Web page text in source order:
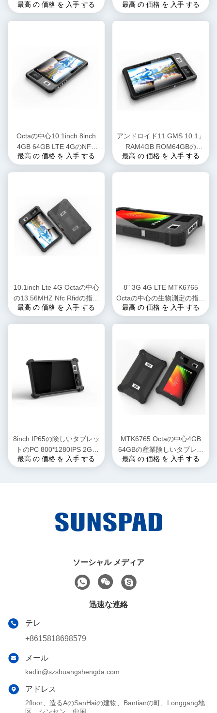
水険しいタブレットのPC
最高 の 価格 を 入手 する
ットのPCのOctaの中心
最高 の 価格 を 入手 する
Octaの中心10.1inch 8inch
4GB 64GB LTE 4GのNFC
RFIDの読者が付いている険
最高 の 価格 を 入手 する
アンドロイド11 GMS 10.1」
RAM4GB ROM64GBの
Biomtricの指紋が付いている
最高 の 価格 を 入手 する
10.1inch Lte 4G Octaの中心
の13.56MHZ Nfc Rfidの指紋
が付いている険しいタブレッ
最高 の 価格 を 入手 する
8" 3G 4G LTE MTK6765
Octaの中心の生物測定の指紋
NFCの読者が付いている産業
最高 の 価格 を 入手 する
8inch IP65の険しいタブレッ
トのPC 800*1280IPS 2GB
+16GB 8000mAh 2.0MP
最高 の 価格 を 入手 する
MTK6765 Octaの中心4GB
64GBの産業険しいタブレッ
トのPCコンピュータ8" RJ45
最高 の 価格 を 入手 する
ソーシャル メディア
迅速な連絡
テレ
+8615818698579
メール
kadin@szshuangshengda.com
アドレス
2floor、造るAのSanHaiの建物、Bantianの町、Longgang地